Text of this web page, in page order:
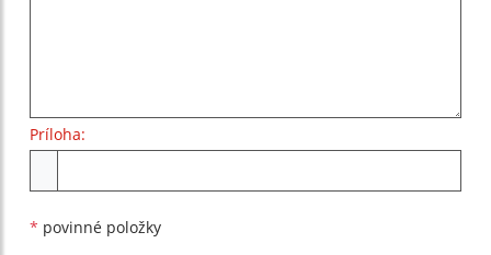
Príloha:
* povinné položky